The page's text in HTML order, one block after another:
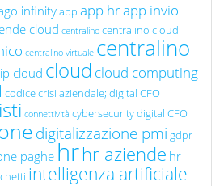
infinityapp app hrapp invio
cloud centralino centralino cloud
centralino virtuale centralino
cloud cloud cloud computing
codice crisi aziendale; digital CFO
connettività cybersecuritydigital CFO
digitalizzazione pmi gdpr
paghe hrhr aziende hr
intelligenza artificiale